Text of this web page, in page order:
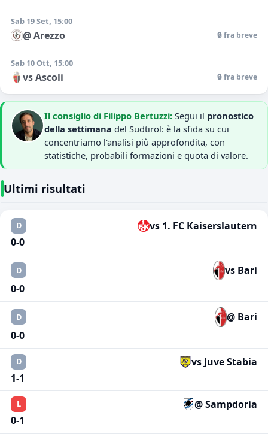
Sab 19 Set, 15:00
@ Arezzo 🔒 fra breve
Sab 10 Ott, 15:00
vs Ascoli 🔒 fra breve
Il consiglio di Filippo Bertuzzi: Segui il pronostico
della settimana del Sudtirol: è la sfida su cui
concentriamo l'analisi più approfondita, con
statistiche, probabili formazioni e quota di valore.
Ultimi risultati
D
vs 1. FC Kaiserslautern
0-0
D
vs Bari
0-0
D
@ Bari
0-0
D
vs Juve Stabia
1-1
L
@ Sampdoria
0-1